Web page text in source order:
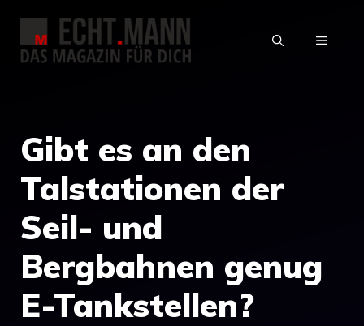
Inhalt
springen
MENÜ
Gibt es an den
Talstationen der
Seil- und
Bergbahnen genug
E-Tankstellen?